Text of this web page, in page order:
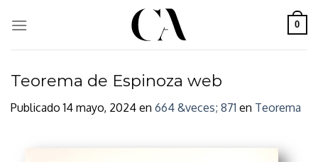
0
Teorema de Espinoza web
Publicado14 mayo, 2024 en 664 &veces; 871 en Teorema